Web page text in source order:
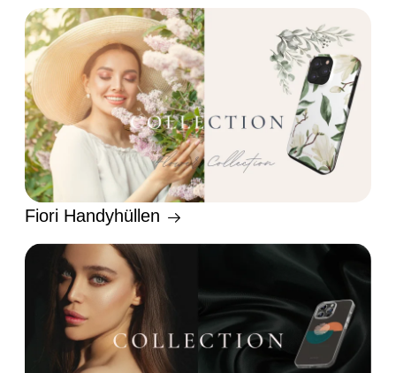
Fiori Handyhüllen